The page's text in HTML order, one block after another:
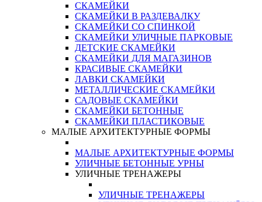
СКАМЕЙКИ
СКАМЕЙКИ В РАЗДЕВАЛКУ
СКАМЕЙКИ СО СПИНКОЙ
СКАМЕЙКИ УЛИЧНЫЕ ПАРКОВЫЕ
ДЕТСКИЕ СКАМЕЙКИ
СКАМЕЙКИ ДЛЯ МАГАЗИНОВ
КРАСИВЫЕ СКАМЕЙКИ
ЛАВКИ СКАМЕЙКИ
МЕТАЛЛИЧЕСКИЕ СКАМЕЙКИ
САДОВЫЕ СКАМЕЙКИ
СКАМЕЙКИ БЕТОННЫЕ
СКАМЕЙКИ ПЛАСТИКОВЫЕ
МАЛЫЕ АРХИТЕКТУРНЫЕ ФОРМЫ
МАЛЫЕ АРХИТЕКТУРНЫЕ ФОРМЫ
УЛИЧНЫЕ БЕТОННЫЕ УРНЫ
УЛИЧНЫЕ ТРЕНАЖЕРЫ
УЛИЧНЫЕ ТРЕНАЖЕРЫ